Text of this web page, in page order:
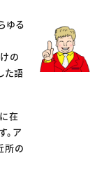
ゆる
の
た語
在
。ア
所の